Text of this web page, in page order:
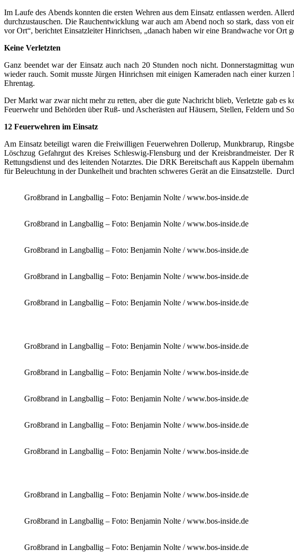
Im Laufe des Abends konnten die ersten Wehren aus dem Einsatz entlassen werden.
durchzustauschen. Die Rauchentwicklung war auch am Abend noch so stark, dass von
vor Ort“, berichtet Einsatzleiter Hinrichsen, „danach haben wir eine Brandwache vor Ort
Keine Verletzten
Ganz beendet war der Einsatz auch nach 20 Stunden noch nicht. Donnerstagmittag
wieder rauch. Somit musste Jürgen Hinrichsen mit einigen Kameraden nach einer
Ehrentag.
Der Markt war zwar nicht mehr zu retten, aber die gute Nachricht blieb, Verletzte gab es
Feuerwehr und Behörden über Ruß- und Ascherästen auf Häusern, Stellen, Feldern und
12 Feuerwehren im Einsatz
Am Einsatz beteiligt waren die Freiwilligen Feuerwehren Dollerup, Munkbrarup,
Löschzug Gefahrgut des Kreises Schleswig-Flensburg und der Kreisbrandmeister.
Rettungsdienst und des leitenden Notarztes. Die DRK Bereitschaft aus Kappeln
für Beleuchtung in der Dunkelheit und brachten schweres Gerät an die Einsatzstelle.
Großbrand in Langballig – Foto: Benjamin Nolte / www.bos-inside.de
Großbrand in Langballig – Foto: Benjamin Nolte / www.bos-inside.de
Großbrand in Langballig – Foto: Benjamin Nolte / www.bos-inside.de
Großbrand in Langballig – Foto: Benjamin Nolte / www.bos-inside.de
Großbrand in Langballig – Foto: Benjamin Nolte / www.bos-inside.de
Großbrand in Langballig – Foto: Benjamin Nolte / www.bos-inside.de
Großbrand in Langballig – Foto: Benjamin Nolte / www.bos-inside.de
Großbrand in Langballig – Foto: Benjamin Nolte / www.bos-inside.de
Großbrand in Langballig – Foto: Benjamin Nolte / www.bos-inside.de
Großbrand in Langballig – Foto: Benjamin Nolte / www.bos-inside.de
Großbrand in Langballig – Foto: Benjamin Nolte / www.bos-inside.de
Großbrand in Langballig – Foto: Benjamin Nolte / www.bos-inside.de
Großbrand in Langballig – Foto: Benjamin Nolte / www.bos-inside.de